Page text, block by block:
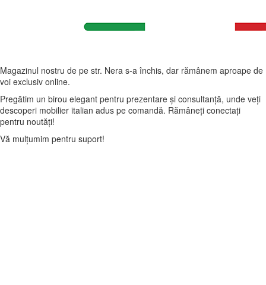
Magazinul nostru de pe str. Nera s-a închis, dar rămânem aproape de
voi exclusiv online.
Pregătim un birou elegant pentru prezentare și consultanță, unde veți
descoperi mobilier italian adus pe comandă. Rămâneți conectați
pentru noutăți!
Vă mulțumim pentru suport!